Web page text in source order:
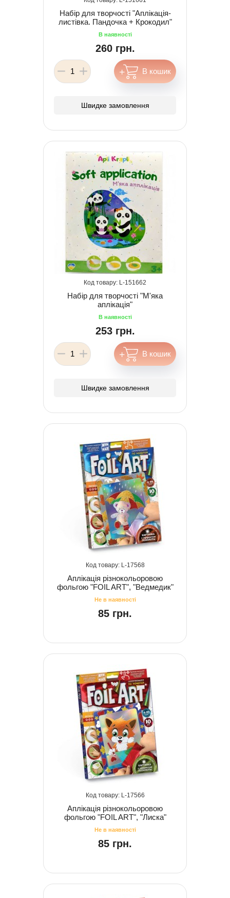
Набір для творчості "Аплікація-
листівка. Пандочка + Крокодил"
260 грн.
Швидке замовлення
151662
Набір для творчості "М'яка
аплікація"
253 грн.
Швидке замовлення
17568
Аплікація різнокольоровою
фольгою "FOIL ART", "Ведмедик"
85 грн.
17566
Аплікація різнокольоровою
фольгою "FOIL ART", "Лиска"
85 грн.